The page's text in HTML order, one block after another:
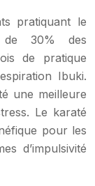
pratiquant le
30% des
de pratique
Ibuki.
une meilleure
Le karaté
pour les
d’impulsivité